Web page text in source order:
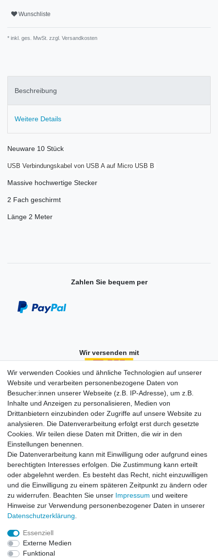
Wunschliste
* inkl. ges. MwSt. zzgl. Versandkosten
Beschreibung
Weitere Details
Neuware 10 Stück
USB Verbindungskabel von USB A auf Micro USB B
Massive hochwertige Stecker
2 Fach geschirmt
Länge 2 Meter
Zahlen Sie bequem per
Wir versenden mit
Einkaufen
Zahlungsarten
Versandarten & -kosten
Widerrufsrecht
Warenkorb
Zur Kasse
Vertrag widerrufen
Mein Konto
Registrieren
Wir verwenden Cookies und ähnliche Technologien auf unserer
Website und verarbeiten personenbezogene Daten von
Besucher:innen unserer Webseite (z.B. IP-Adresse), um z.B.
Inhalte und Anzeigen zu personalisieren, Medien von
Drittanbietern einzubinden oder Zugriffe auf unsere Website zu
analysieren. Die Datenverarbeitung erfolgt erst durch gesetzte
Cookies. Wir teilen diese Daten mit Dritten, die wir in den
Einstellungen benennen.
Die Datenverarbeitung kann mit Einwilligung oder aufgrund eines
berechtigten Interesses erfolgen. Die Zustimmung kann erteilt
oder abgelehnt werden. Es besteht das Recht, nicht einzuwilligen
und die Einwilligung zu einem späteren Zeitpunkt zu ändern oder
zu widerrufen. Beachten Sie unser Impressum und weitere
Hinweise zur Verwendung personenbezogener Daten in unserer
Daten­schutz­erklärung
Essenziell
Externe Medien
Funktional